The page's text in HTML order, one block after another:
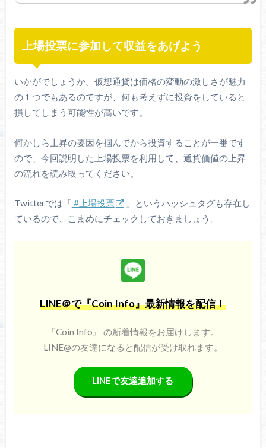
上場投票に参加して収益をあげよう
いかがでしょうか。仮想通貨は価格の変動の激しさが魅力
の１つでもあるのですが、何も考えずに投資をしていると
損してしまう可能性が高いです。
何かしら上昇の要因を掴んでから投資することが一番です
ので、今回説明した上場投票を利用して、通貨価値の上昇
の流れを読み取ってください。
Twitterでは「 #上場投票
」というハッシュタグも存在し
ているので、こまめにチェックしておきましょう。
LINE＠で『Coin Info』最新情報を配信！
『Coin Info』 の新着情報をお届けします。
LINE@の友達になると配信が受け取れます。
LINEで友達追加する